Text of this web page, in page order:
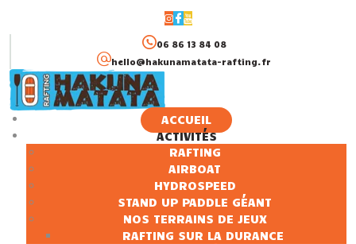
06 86 13 84 08
hello@hakunamatata-rafting.fr
ACCUEIL
ACTIVITÉS
RAFTING
AIRBOAT
HYDROSPEED
STAND UP PADDLE GÉANT
NOS TERRAINS DE JEUX
RAFTING SUR LA DURANCE
ACCUEIL
EXCLUSIVITÉS
INFORMATIONS